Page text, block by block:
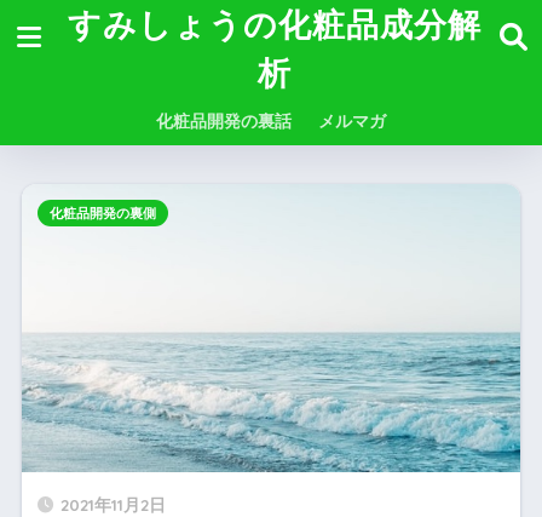
すみしょうの化粧品成分解
析
化粧品開発の裏話 メルマガ
2021年11月2日
化粧品開発の裏側